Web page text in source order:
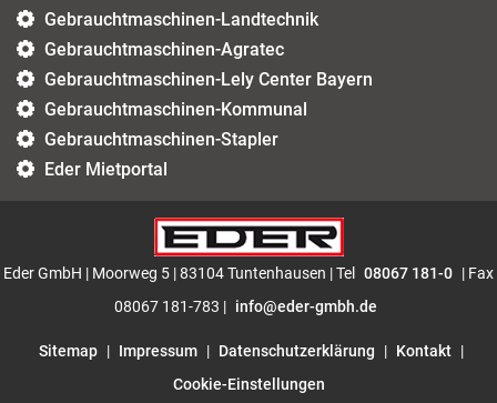
Gebrauchtmaschinen-Landtechnik
Gebrauchtmaschinen-Agratec
Gebrauchtmaschinen-Lely Center Bayern
Gebrauchtmaschinen-Kommunal
Gebrauchtmaschinen-Stapler
Eder Mietportal
Eder GmbH | Moorweg 5 | 83104 Tuntenhausen | Tel 08067 181-0 | Fax
08067 181-783 | info@eder-gmbh.de
Sitemap | Impressum | Datenschutzerklärung | Kontakt |
Cookie-Einstellungen